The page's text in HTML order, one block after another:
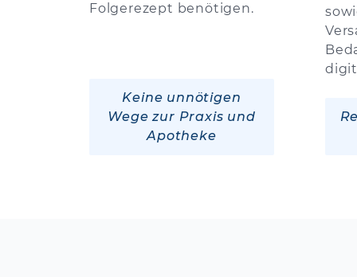
Folgerezept benötigen.
Keine unnötigen
Wege zur Praxis und
Apotheke